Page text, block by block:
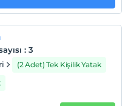
Göster
: 3
(2 Adet) Tek Kişilik Yatak